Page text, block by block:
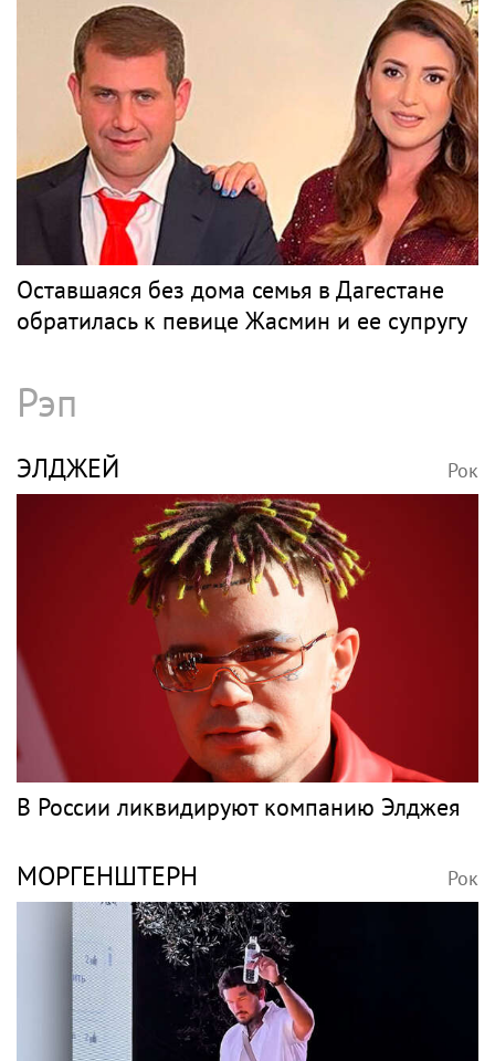
Оставшаяся без дома семья в Дагестане
обратилась к певице Жасмин и ее супругу
Рэп
ЭЛДЖЕЙ Рок
В России ликвидируют компанию Элджея
МОРГЕНШТЕРН Рок